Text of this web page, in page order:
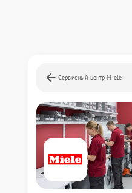
Сервисный центр Miele